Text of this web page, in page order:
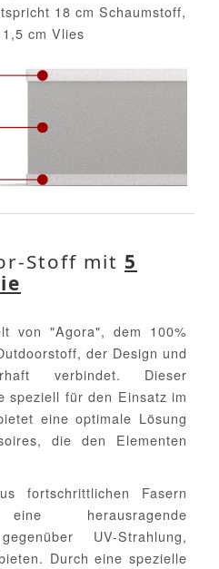
18 cm Schaumstoff,
cm Vlies
Stoff mit 5
von "Agora", dem 100%
der Design und
verbindet. Dieser
speziell für den Einsatz im
eine optimale Lösung
die den Elementen
fortschrittlichen Fasern
herausragende
UV-Strahlung,
Durch eine spezielle